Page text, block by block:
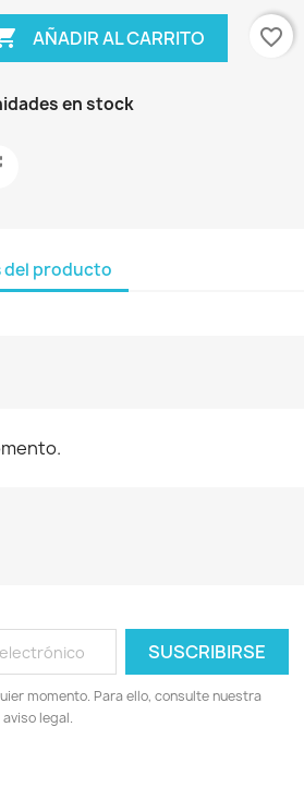
AÑADIR AL CARRITO favorite_border
en stock
del producto
momento. Para ello, consulte nuestra
legal.